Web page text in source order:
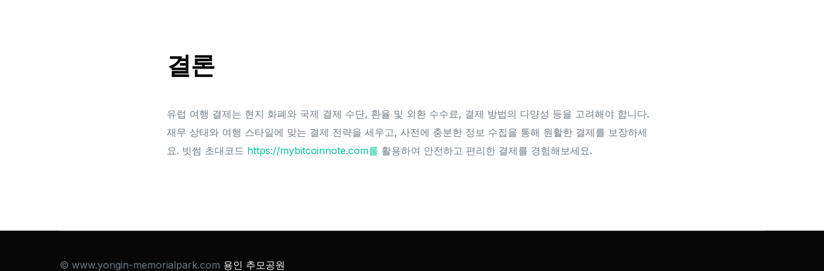
결론
유럽 여행 결제는 현지 화폐와 국제 결제 수단, 환율 및 외환 수수료, 결제 방법의 다양성 등을 고려해야 합니다.
재무 상태와 여행 스타일에 맞는 결제 전략을 세우고, 사전에 충분한 정보 수집을 통해 원활한 결제를 보장하세
요. 빗썸 초대코드 https://mybitcoinnote.com를 활용하여 안전하고 편리한 결제를 경험해보세요.
© www.yongin-memorialpark.com 용인 추모공원